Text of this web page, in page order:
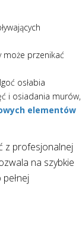
przenikać
osłabia
i osiadania murów,
elementów
z profesjonalnej
na szybkie